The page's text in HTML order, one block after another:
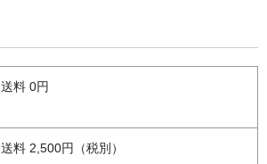
送料 0円
送料 2,500円（税別）